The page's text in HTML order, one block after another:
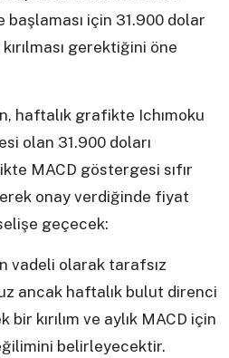
için 31.900 dolar
gerektiğini öne
haftalık grafikte Ichımoku
olan 31.900 doları
MACD göstergesi sıfır
onay verdiğinde fiyat
geçecek:
vadeli olarak tarafsız
ancak haftalık bulut direnci
kırılım ve aylık MACD için
belirleyecektir.